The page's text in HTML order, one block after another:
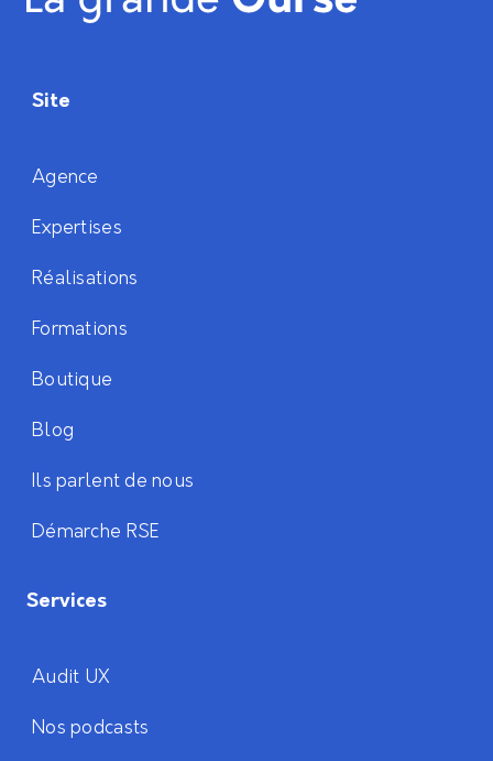
Site
Agence
Expertises
Réalisations
Formations
Boutique
Blog
Ils parlent de nous
Démarche RSE
Services
Audit UX
Nos podcasts